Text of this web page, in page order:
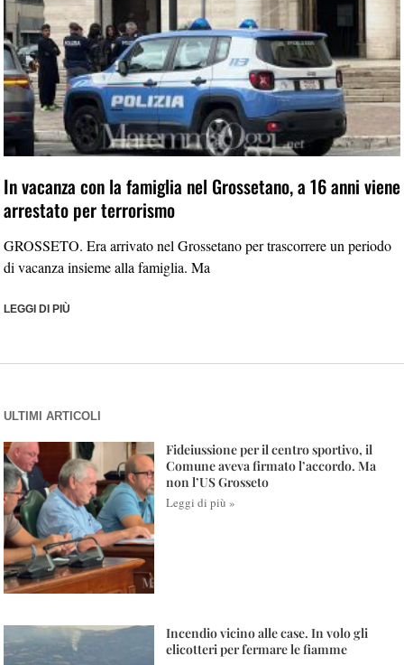
In vacanza con la famiglia nel Grossetano, a 16 anni viene
arrestato per terrorismo
GROSSETO. Era arrivato nel Grossetano per trascorrere un periodo
di vacanza insieme alla famiglia. Ma
LEGGI DI PIÙ
ULTIMI ARTICOLI
Fideiussione per il centro sportivo, il
Comune aveva firmato l’accordo. Ma
non l’US Grosseto
Leggi di più »
Incendio vicino alle case. In volo gli
elicotteri per fermare le fiamme